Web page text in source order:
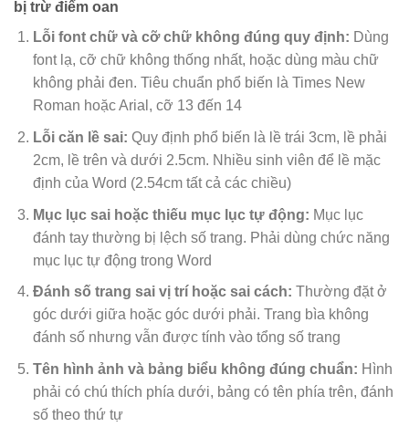
bị trừ điểm oan
Lỗi font chữ và cỡ chữ không đúng quy định: Dùng
font lạ, cỡ chữ không thống nhất, hoặc dùng màu chữ
không phải đen. Tiêu chuẩn phổ biến là Times New
Roman hoặc Arial, cỡ 13 đến 14
Lỗi căn lề sai: Quy định phổ biến là lề trái 3cm, lề phải
2cm, lề trên và dưới 2.5cm. Nhiều sinh viên để lề mặc
định của Word (2.54cm tất cả các chiều)
Mục lục sai hoặc thiếu mục lục tự động: Mục lục
đánh tay thường bị lệch số trang. Phải dùng chức năng
mục lục tự động trong Word
Đánh số trang sai vị trí hoặc sai cách: Thường đặt ở
góc dưới giữa hoặc góc dưới phải. Trang bìa không
đánh số nhưng vẫn được tính vào tổng số trang
Tên hình ảnh và bảng biểu không đúng chuẩn: Hình
phải có chú thích phía dưới, bảng có tên phía trên, đánh
số theo thứ tự